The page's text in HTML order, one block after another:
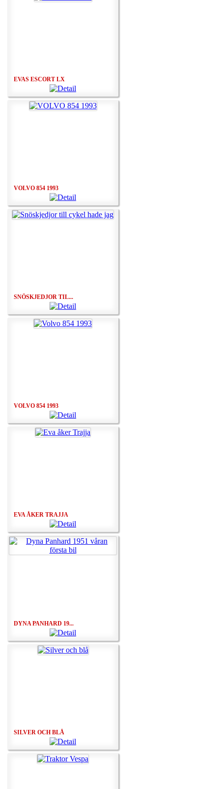
EVAS ESCORT LX
VOLVO 854 1993
SNÖSKJEDJOR TIL...
VOLVO 854 1993
EVA ÅKER TRAJJA
DYNA PANHARD 19...
SILVER OCH BLÅ